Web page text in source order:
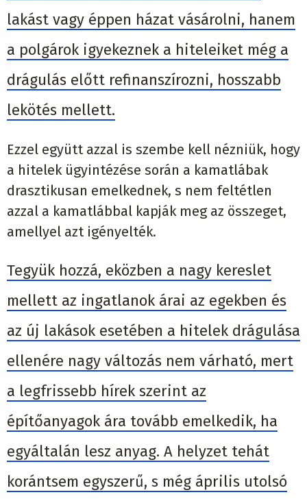
lakást vagy éppen házat vásárolni, hanem
a polgárok igyekeznek a hiteleiket még a
drágulás előtt refinanszírozni, hosszabb
lekötés mellett.
Ezzel együtt azzal is szembe kell nézniük, hogy
a hitelek ügyintézése során a kamatlábak
drasztikusan emelkednek, s nem feltétlen
azzal a kamatlábbal kapják meg az összeget,
amellyel azt igényelték.
Tegyük hozzá, eközben a nagy kereslet
mellett az ingatlanok árai az egekben és
az új lakások esetében a hitelek drágulása
ellenére nagy változás nem várható, mert
a legfrissebb hírek szerint az
építőanyagok ára tovább emelkedik, ha
egyáltalán lesz anyag. A helyzet tehát
korántsem egyszerű, s még április utolsó